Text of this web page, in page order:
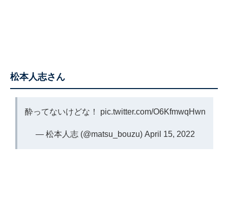
松本人志さん
酔ってないけどな！ pic.twitter.com/O6KfmwqHwn
— 松本人志 (@matsu_bouzu) April 15, 2022